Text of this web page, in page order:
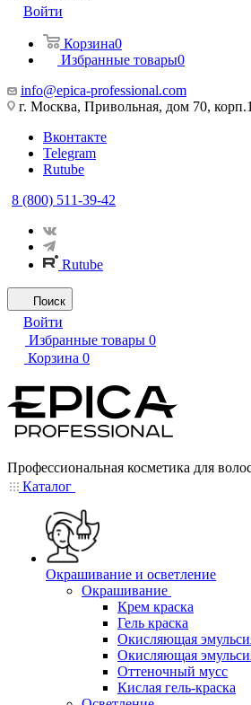
Войти
Корзина0
Избранные товары0
info@epica-professional.com
г. Москва, Привольная, дом 70, корп.1
Вконтакте
Telegram
Rutube
8 (800) 511-39-42
Rutube
Поиск
Войти
Избранные товары 0
Корзина 0
Профессиональная косметика для
Каталог
Окрашивание и осветление
Окрашивание
Крем краска
Гель краска
Окисляющая
Окисляющая
Оттеночный мусс
Кислая гель-краска